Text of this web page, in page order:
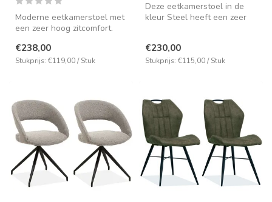
Moderne eetkamerstoel met
een zeer hoog zitcomfort.
st...
€238,00
Stukprijs: €119,00 / Stuk
Deze eetkamerstoel in de
kleur Steel heeft een zeer
€230,00
Stukprijs: €115,00 / Stuk